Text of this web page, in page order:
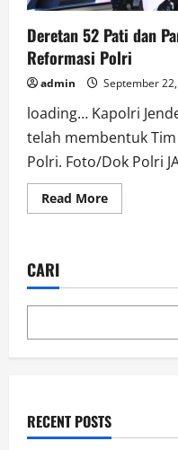
Deretan 52 Pati dan
Reformasi Polri
admin September
loading… Kapolri
telah membentuk
Polri. Foto/Dok Polri
Read MoreRead
more
Pamen
Tim
Reformasi
CARI
RECENT POSTS